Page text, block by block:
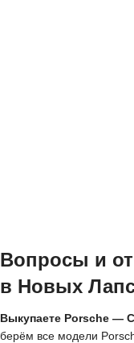
Вопросы и
в Новых
Выкупаете Porsche —
берём все модели